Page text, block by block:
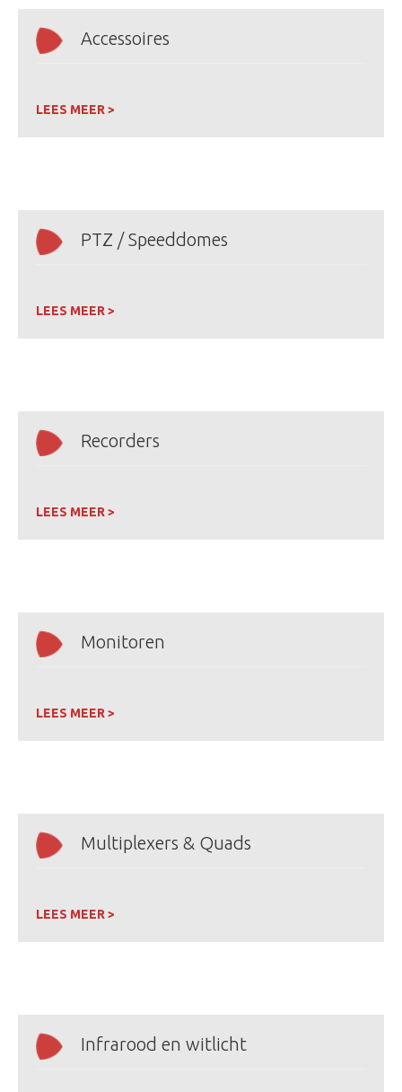
Accessoires
LEES MEER >
PTZ / Speeddomes
LEES MEER >
Recorders
LEES MEER >
Monitoren
LEES MEER >
Multiplexers & Quads
LEES MEER >
Infrarood en witlicht